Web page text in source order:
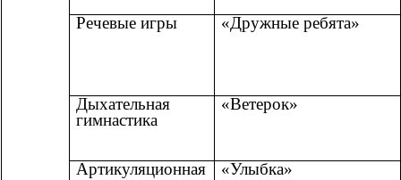
Речевые игры «Дружные ребята»
Дыхательная
гимнастика
«Ветерок»
Артикуляционная «Улыбка»